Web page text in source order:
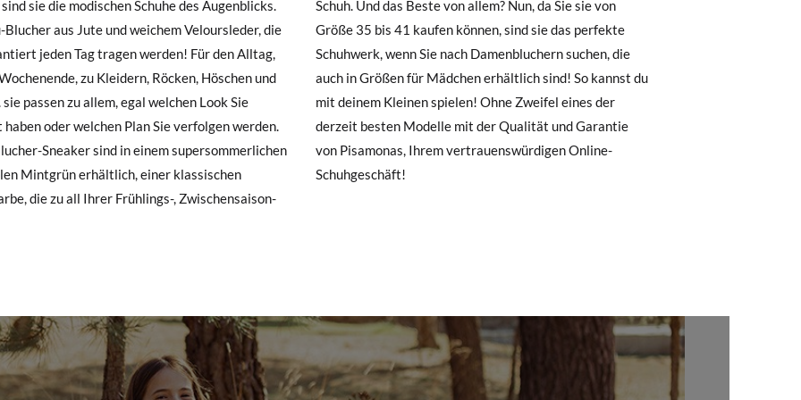
sie die modischen Schuhe des Augenblicks.
Blucher aus Jute und weichem Veloursleder, die
jeden Tag tragen werden! Für den Alltag,
zu Kleidern, Röcken, Höschen und
sie passen zu allem, egal welchen Look Sie
haben oder welchen Plan Sie verfolgen werden.
Sneaker sind in einem supersommerlichen
Mintgrün erhältlich, einer klassischen
die zu all Ihrer Frühlings-, Zwischensaison-
das Beste von allem? Nun, da Sie sie von
bis 41 kaufen können, sind sie das perfekte
wenn Sie nach Damenbluchern suchen, die
für Mädchen erhältlich sind! So kannst du
Kleinen spielen! Ohne Zweifel eines der
Modelle mit der Qualität und Garantie
Ihrem vertrauenswürdigen Online-
Schuhgeschäft!
Schuhe ankommen und nicht ganz Ihren Vorstellungen entsprechen, können Sie ganz einfach eine kostenlose
beantragen.
ein Kundenkonto haben, loggen Sie sich einfach ein, um den Vorgang zu starten. Wenn Sie als Gast bestellt
Sie bitte unsereRuecksendungund geben Sie Ihre Bestellnummer sowie die beim Kauf verwendete E-
ein. Ein Rücksendeetikett wird Ihnen dann automatisch an Ihr Postfach gesendet.
Artikel umzutauschen, senden Sie bitte Ihr ursprüngliches Paar unter Verwendung des bereitgestellten
einer Postfiliale zurück und geben Sie eine neue Bestellung für die gewünschte Größe oder den
35 36 37 38 39 40 41
22,4 23,0
23,7 24,4 25,0 25,7